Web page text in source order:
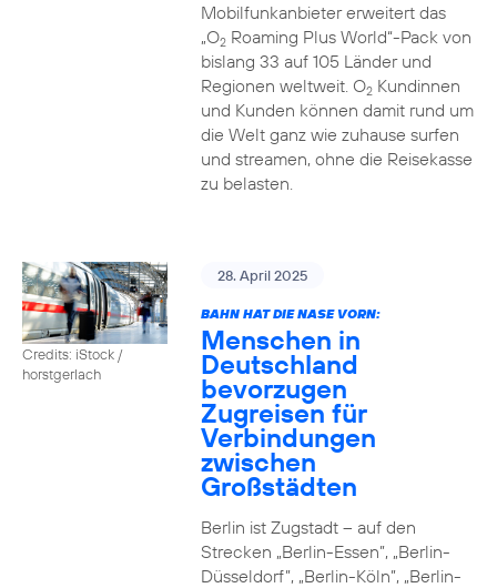
Mobilfunkanbieter erweitert das
„O2Roaming Plus World“-Pack von
bislang 33 auf 105 Länder und
Regionen weltweit. O2Kundinnen
und Kunden können damit rund um
die Welt ganz wie zuhause surfen
und streamen, ohne die Reisekasse
zu belasten.
Credits: iStock /
horstgerlach
28. April 2025
BAHN HAT DIE NASE VORN:
Menschen in
Deutschland
bevorzugen
Zugreisen für
Verbindungen
zwischen
Großstädten
Berlin ist Zugstadt – auf den
Strecken „Berlin-Essen”, „Berlin-
Düsseldorf”, „Berlin-Köln”, „Berlin-